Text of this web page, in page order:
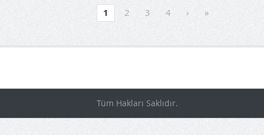
1 2 3 4 › »
Tüm Hakları Saklıdır.